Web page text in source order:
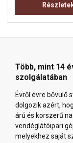
Több, mint 14
szolgálatában
Évről évre bővülő
dolgozik azért,
árú és korszerű
vendéglátóipari
melyekhez saját